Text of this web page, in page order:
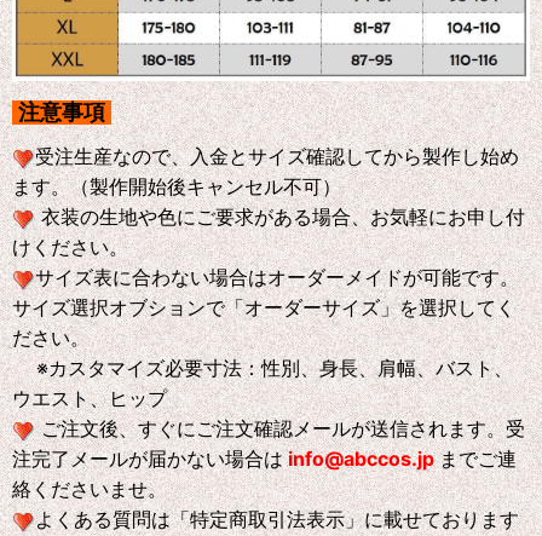
注意事項
受注生産なので、入金とサイズ確認してから製作し始め
ます。（製作開始後キャンセル不可）
衣装の生地や色にご要求がある場合、お気軽にお申し付
けください。
サイズ表に合わない場合はオーダーメイドが可能です。
サイズ選択オブションで「オーダーサイズ」を選択してく
ださい。
※カスタマイズ必要寸法：性別、身長、肩幅、バスト、
ウエスト、ヒップ
ご注文後、すぐにご注文確認メールが送信されます。受
注完了メールが届かない場合はinfo@abccos.jp までご連
絡くださいませ。
よくある質問は「特定商取引法表示」に載せております